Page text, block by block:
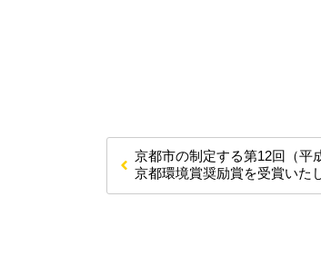
京都市の制定する第12回（平
京都環境賞奨励賞を受賞いた